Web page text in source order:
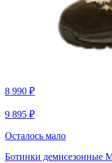
8 990 ₽
9 895 ₽
Осталось мало
Ботинки демисезонные